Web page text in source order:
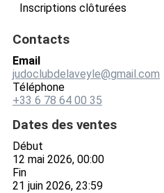
Inscriptions clôturées
Contacts
Email
judoclubdelaveyle@gmail.com
Téléphone
+33 6 78 64 00 35
Dates des ventes
Début
12 mai 2026, 00:00
Fin
21 juin 2026, 23:59